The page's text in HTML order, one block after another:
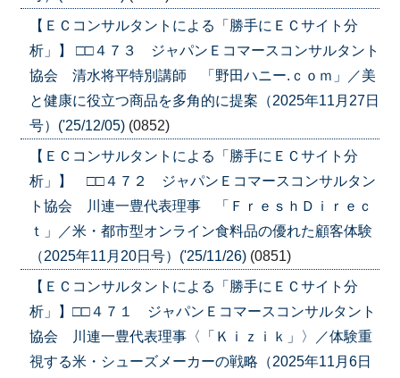
【ＥＣコンサルタントによる「勝手にＥＣサイト分
析」】 □□４７３ ジャパンＥコマースコンサルタント
協会 清水将平特別講師 「野田ハニー.ｃｏｍ」／美
と健康に役立つ商品を多角的に提案（2025年11月27日
号）('25/12/05) (0852)
【ＥＣコンサルタントによる「勝手にＥＣサイト分
析」】 □□４７２ ジャパンＥコマースコンサルタン
ト協会 川連一豊代表理事 「ＦｒｅｓｈＤｉｒｅｃ
ｔ」／米・都市型オンライン食料品の優れた顧客体験
（2025年11月20日号）('25/11/26) (0851)
【ＥＣコンサルタントによる「勝手にＥＣサイト分
析」】□□４７１ ジャパンＥコマースコンサルタント
協会 川連一豊代表理事〈「Ｋｉｚｉｋ」〉／体験重
視する米・シューズメーカーの戦略（2025年11月6日